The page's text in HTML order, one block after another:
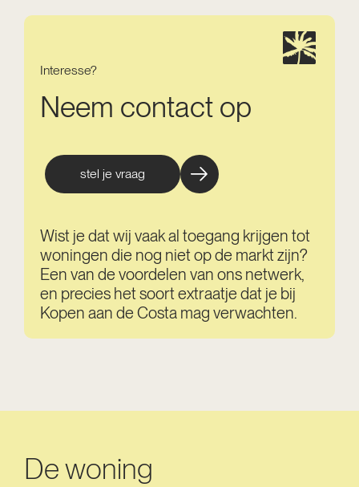
Interesse?
Neem contact op
stel je vraag
Wist je dat wij vaak al toegang krijgen tot
woningen die nog niet op de markt zijn?
Een van de voordelen van ons netwerk,
en precies het soort extraatje dat je bij
Kopen aan de Costa mag verwachten.
De woning